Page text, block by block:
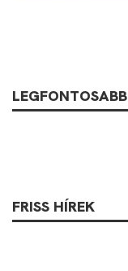
LEGFONTOSABB
FRISS HÍREK